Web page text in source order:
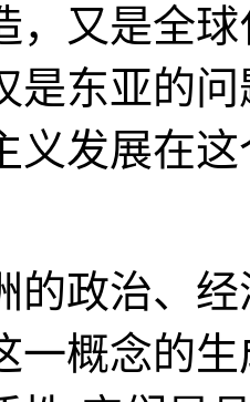
，又是全
是东亚的
义发展在
的政治、
一概念的